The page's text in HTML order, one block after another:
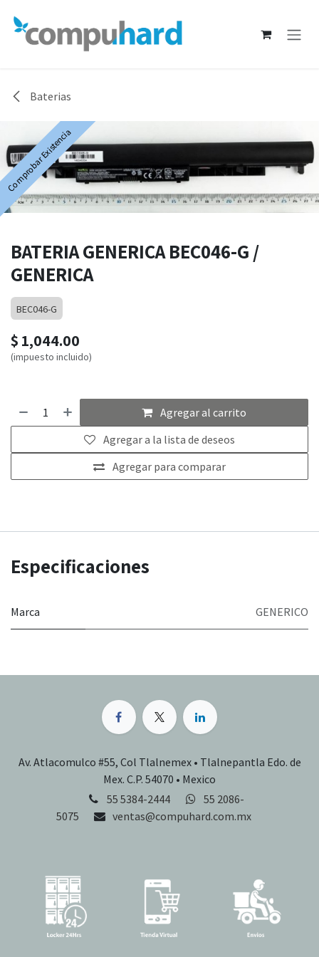
Baterias
Comprobar Existencia
BATERIA GENERICA BEC046-G /
GENERICA
BEC046-G
$ 1,044.00
(impuesto incluido)
Agregar al carrito
Agregar para comparar
Agregar a la lista de deseos
Especificaciones
Marca GENERICO
Av. Atlacomulco #55, Col Tlalnemex • Tlalnepantla Edo. de
Mex. C.P. 54070 • Mexico
55 5384-2444
55 2086-
5075
ventas@compuhard.com.mx